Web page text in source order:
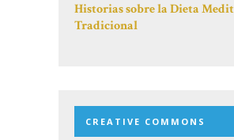
Historias sobre la Dieta
Tradicional
CREATIVE COMMONS